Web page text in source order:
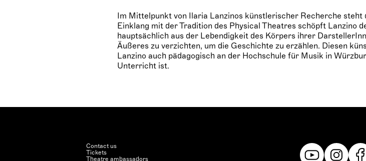
Im Mittelpunkt von Ilaria Lanzinos künstlerischer Recherche
Einklang mit der Tradition des Physical Theatres schöpft Lanzino
hauptsächlich aus der Lebendigkeit des Körpers ihrer
Äußeres zu verzichten, um die Geschichte zu erzählen. Diesen
Lanzino auch pädagogisch an der Hochschule für Musik in
Unterricht ist.
Contact us
Tickets
Theatre ambassadors